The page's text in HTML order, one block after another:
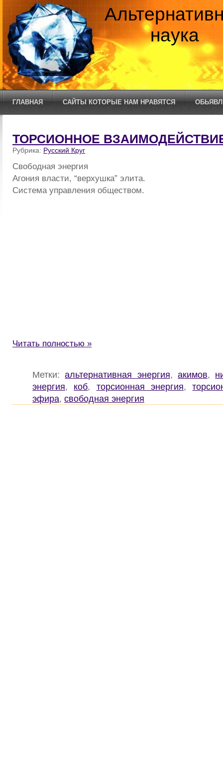
наука
ГЛАВНАЯ САЙТЫ КОТОРЫЕ НАМ НРАВЯТСЯ
ТОРСИОННОЕ
Рубрика: Русский Круг
Свободная энергия
Агония власти, “верхушка” элита.
Система управления обществом.
Читать полностью »
Метки:альтернативная энергия,акимов,
энергия, коб, торсионная энергия,
эфира, свободная энергия